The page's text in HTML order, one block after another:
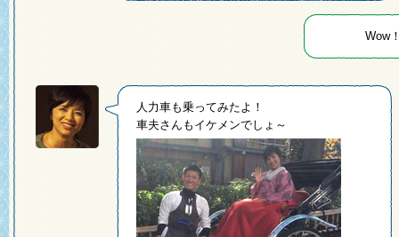
Wow
人力車も乗ってみたよ！
車夫さんもイケメンでしょ～